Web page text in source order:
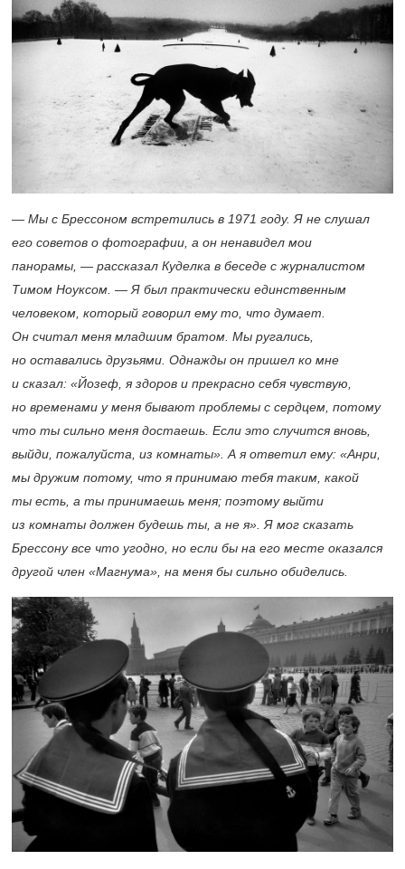
— Мы с Брессоном встретились в 1971 году. Я не слушал
его советов о фотографии, а он ненавидел мои
панорамы, — рассказал Куделка в беседе с журналистом
Тимом Ноуксом. — Я был практически единственным
человеком, который говорил ему то, что думает.
Он считал меня младшим братом. Мы ругались,
но оставались друзьями. Однажды он пришел ко мне
и сказал: «Йозеф, я здоров и прекрасно себя чувствую,
но временами у меня бывают проблемы с сердцем, потому
что ты сильно меня достаешь. Если это случится вновь,
выйди, пожалуйста, из комнаты». А я ответил ему: «Анри,
мы дружим потому, что я принимаю тебя таким, какой
ты есть, а ты принимаешь меня; поэтому выйти
из комнаты должен будешь ты, а не я». Я мог сказать
Брессону все что угодно, но если бы на его месте оказался
другой член «Магнума», на меня бы сильно обиделись.